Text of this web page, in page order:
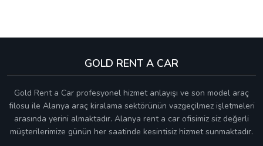
GOLD RENT A CAR
Gold Rent a Car profesyonel hizmet anlayışı ve son model araç
filosu ile Alanya araç kiralama sektörünün vazgeçilmez işletmeleri
arasında yerini almaktadır. Alanya rent a car ofisimiz siz değerli
müşterilerimize günün her saatinde kesintisiz hizmet sunmaktadır.